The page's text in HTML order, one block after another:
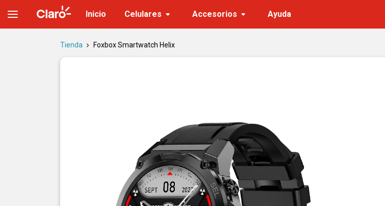
Inicio Celulares Accesorios Ayuda
Tienda Foxbox Smartwatch Helix
Foxbox Smartwatch Helix | Tienda Claro